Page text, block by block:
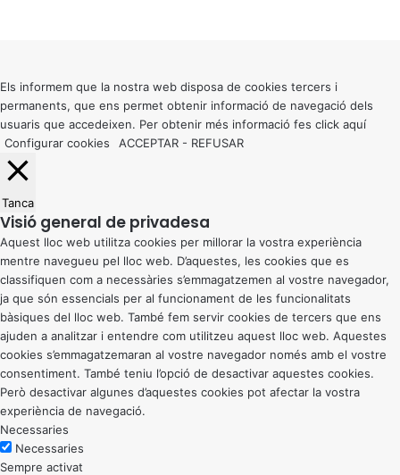
button
Els informem que la nostra web disposa de cookies tercers i
permanents, que ens permet obtenir informació de navegació dels
usuaris que accedeixen. Per obtenir més informació fes click aquí
Configurar cookies
ACCEPTAR - REFUSAR
Tanca
Visió general de privadesa
Aquest lloc web utilitza cookies per millorar la vostra experiència
mentre navegueu pel lloc web. D’aquestes, les cookies que es
classifiquen com a necessàries s’emmagatzemen al vostre navegador,
ja que són essencials per al funcionament de les funcionalitats
bàsiques del lloc web. També fem servir cookies de tercers que ens
ajuden a analitzar i entendre com utilitzeu aquest lloc web. Aquestes
cookies s’emmagatzemaran al vostre navegador només amb el vostre
consentiment. També teniu l’opció de desactivar aquestes cookies.
Però desactivar algunes d’aquestes cookies pot afectar la vostra
experiència de navegació.
Necessaries
Necessaries
Sempre activat